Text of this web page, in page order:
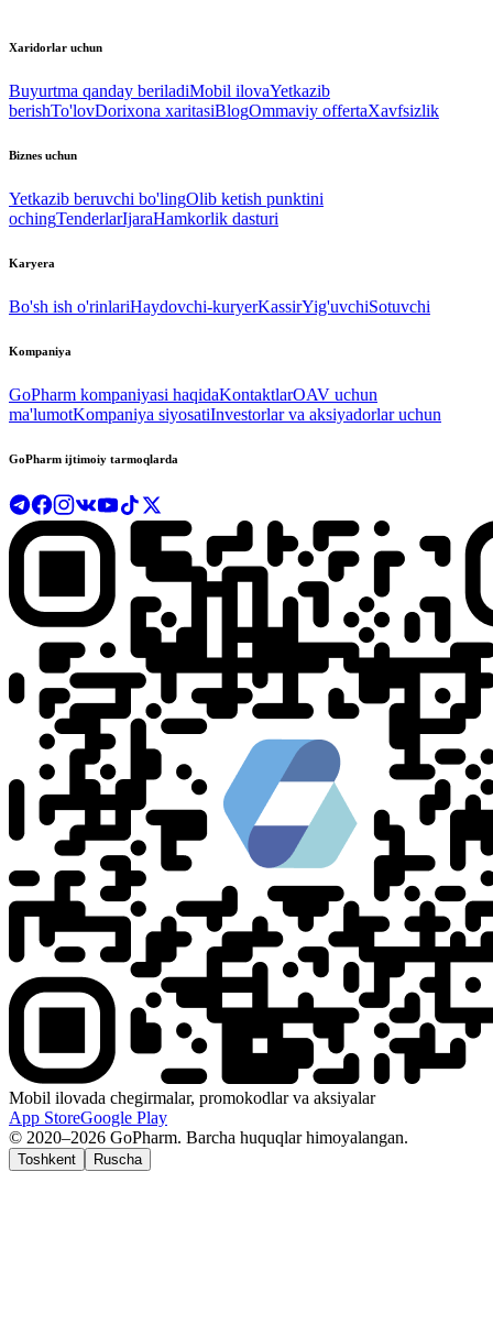
Xaridorlar uchun
Buyurtma qanday beriladiMobil ilovaYetkazib
berishTo'lovDorixona xaritasiBlogOmmaviy offertaXavfsizlik
Biznes uchun
Yetkazib beruvchi bo'lingOlib ketish punktini
ochingTenderlarIjaraHamkorlik dasturi
Karyera
Bo'sh ish o'rinlariHaydovchi-kuryerKassirYig'uvchiSotuvchi
Kompaniya
GoPharm kompaniyasi haqidaKontaktlarOAV uchun
ma'lumotKompaniya siyosatiInvestorlar va aksiyadorlar uchun
GoPharm ijtimoiy tarmoqlarda
Mobil ilovada chegirmalar, promokodlar va aksiyalar
App StoreGoogle Play
© 2020–2026 GoPharm. Barcha huquqlar himoyalangan.
Toshkent Ruscha